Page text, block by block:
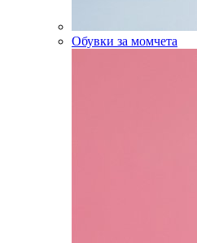
Обувки за момчета